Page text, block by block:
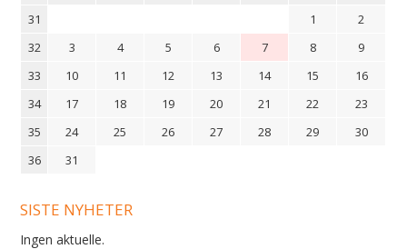
31 1
2
32
3 4 5 6 7 8
9
33
10 11 12 13 14 15
16
34
17 18 19 20 21 22
23
35
24 25 26 27 28 29
30
36
31
SISTE NYHETER
Ingen aktuelle.